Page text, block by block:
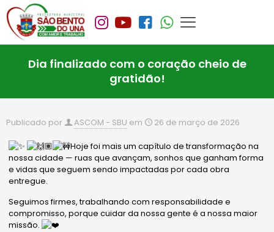
Dia finalizado com o coração cheio de
gratidão!
Publicado por ASCOM - SBU em 26 de março de 2026
Hoje foi mais um capítulo de transformação na
nossa cidade — ruas que avançam, sonhos que ganham forma
e vidas que seguem sendo impactadas por cada obra
entregue.
Seguimos firmes, trabalhando com responsabilidade e
compromisso, porque cuidar da nossa gente é a nossa maior
missão.